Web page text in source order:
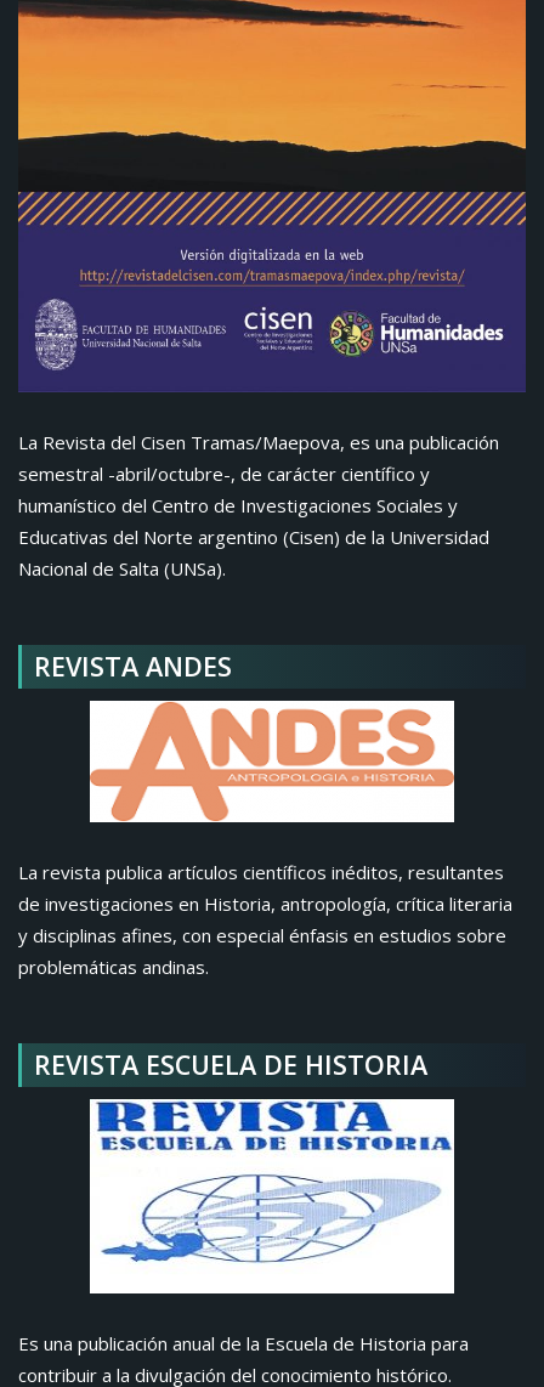
La Revista del Cisen Tramas/Maepova, es una publicación
semestral -abril/octubre-, de carácter científico y
humanístico del Centro de Investigaciones Sociales y
Educativas del Norte argentino (Cisen) de la Universidad
Nacional de Salta (UNSa).
REVISTA ANDES
La revista publica artículos científicos inéditos, resultantes
de investigaciones en Historia, antropología, crítica literaria
y disciplinas afines, con especial énfasis en estudios sobre
problemáticas andinas.
REVISTA ESCUELA DE HISTORIA
Es una publicación anual de la Escuela de Historia para
contribuir a la divulgación del conocimiento histórico.